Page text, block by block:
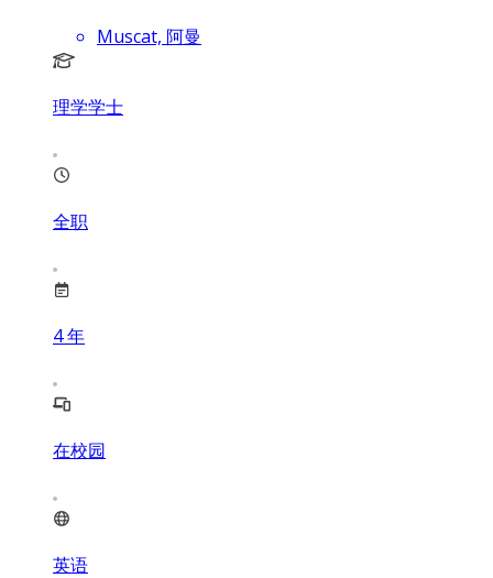
Muscat, 阿曼
理学学士
全职
4年
在校园
英语